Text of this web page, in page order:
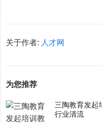
关于作者: 人才网
为您推荐
三陶教育发起
行业清流